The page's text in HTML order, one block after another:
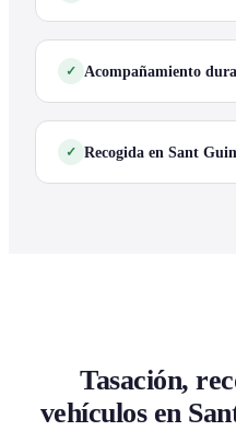
Acompañamiento
Recogida en Sant
Tasación,
vehículos en